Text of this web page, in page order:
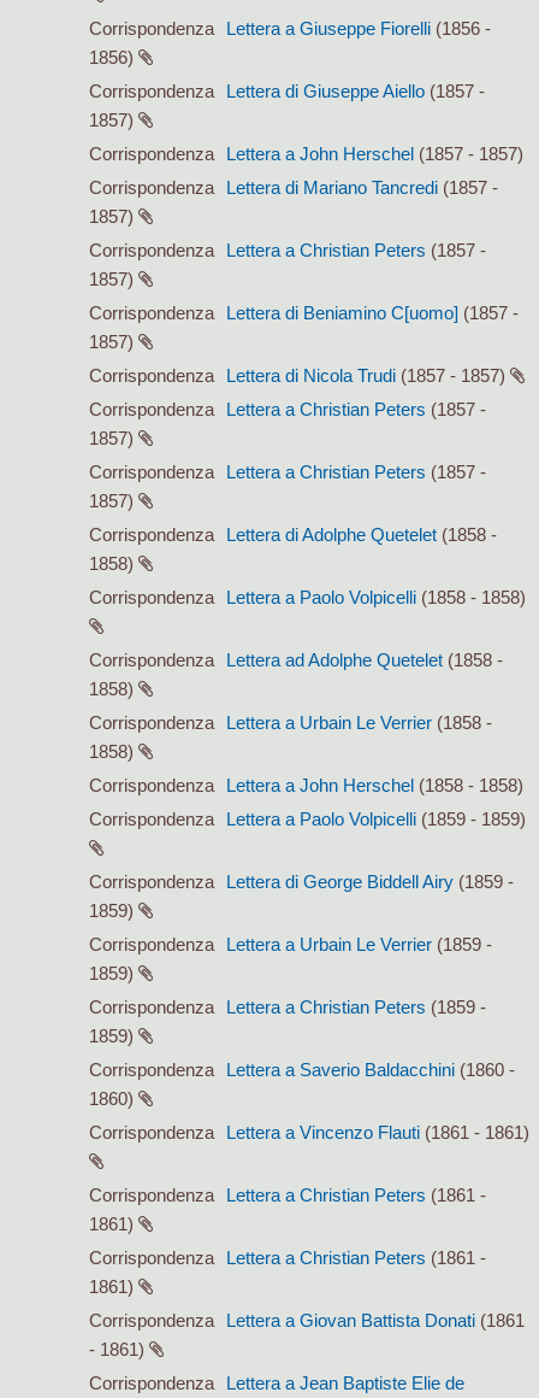
Corrispondenza Lettera a Giuseppe Fiorelli (1856 -
1856)
Corrispondenza
Lettera di Giuseppe Aiello (1857 -
1857)
Corrispondenza
Lettera a John Herschel (1857 - 1857)
Corrispondenza
Lettera di Mariano Tancredi (1857 -
1857)
Corrispondenza
Lettera a Christian Peters (1857 -
1857)
Corrispondenza
Lettera di Beniamino C[uomo] (1857 -
1857)
Corrispondenza
Lettera di Nicola Trudi (1857 - 1857)
Corrispondenza
Lettera a Christian Peters (1857 -
1857)
Corrispondenza
Lettera a Christian Peters (1857 -
1857)
Corrispondenza
Lettera di Adolphe Quetelet (1858 -
1858)
Corrispondenza
Lettera a Paolo Volpicelli (1858 - 1858)
Corrispondenza Lettera ad Adolphe Quetelet (1858 -
1858)
Corrispondenza
Lettera a Urbain Le Verrier (1858 -
1858)
Corrispondenza
Lettera a John Herschel (1858 - 1858)
Corrispondenza
Lettera a Paolo Volpicelli (1859 - 1859)
Corrispondenza Lettera di George Biddell Airy (1859 -
1859)
Corrispondenza
Lettera a Urbain Le Verrier (1859 -
1859)
Corrispondenza
Lettera a Christian Peters (1859 -
1859)
Corrispondenza
Lettera a Saverio Baldacchini (1860 -
1860)
Corrispondenza
Lettera a Vincenzo Flauti (1861 - 1861)
Corrispondenza Lettera a Christian Peters (1861 -
1861)
Corrispondenza
Lettera a Christian Peters (1861 -
1861)
Corrispondenza
Lettera a Giovan Battista Donati (1861
- 1861)
Corrispondenza
Lettera a Jean Baptiste Elie de